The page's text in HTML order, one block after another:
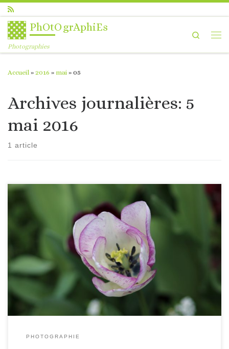
Passer au contenu
PhOtOgrAphiEs
Photographies
Search
Accueil » 2016 » mai » 05
Archives journalières: 5
mai 2016
1 article
* Modèle de l’appareil : Canon EOS 100D Temps d’exposition :
1/640 sec. Programme d’exposition : Priorité ouverture Valeur
d’ouverture : 4,00 EV (f/4,0) Distance focale : 70,0 mm Vitesse
d’obturation : 9,38 EV (1/663 sec.) Régimes de vitesse ISO : […]
PHOTOGRAPHIE